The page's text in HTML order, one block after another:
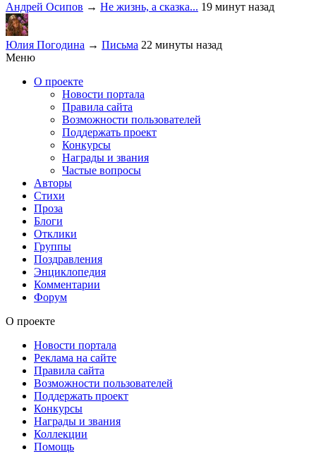
Андрей Осипов → Не жизнь, а сказка... 19 минут назад
Юлия Погодина → Письма 22 минуты назад
Меню
О проекте
Новости портала
Правила сайта
Возможности пользователей
Поддержать проект
Конкурсы
Награды и звания
Частые вопросы
Авторы
Стихи
Проза
Блоги
Отклики
Группы
Поздравления
Энциклопедия
Комментарии
Форум
О проекте
Новости портала
Реклама на сайте
Правила сайта
Возможности пользователей
Поддержать проект
Конкурсы
Награды и звания
Коллекции
Помощь